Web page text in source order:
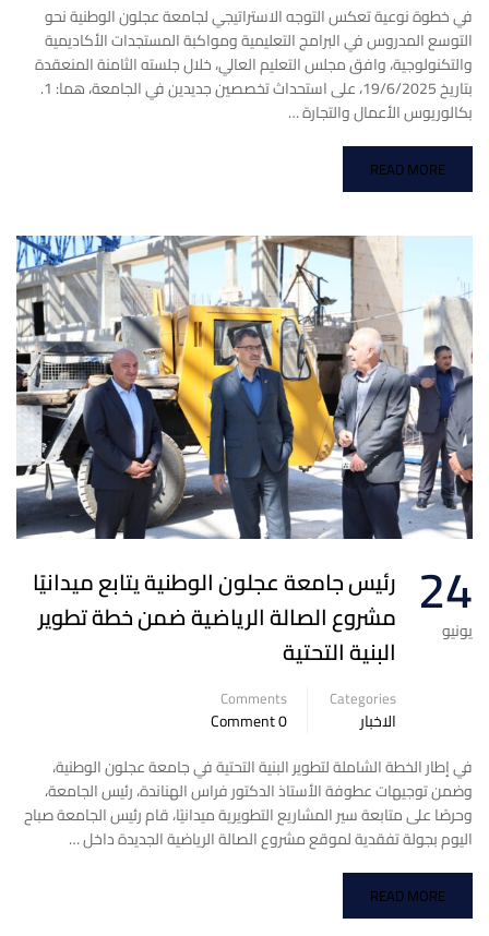
في خطوة نوعية تعكس التوجه الاستراتيجي لجامعة عجلون الوطنية نحو
التوسع المدروس في البرامج التعليمية ومواكبة المستجدات الأكاديمية
والتكنولوجية، وافق مجلس التعليم العالي، خلال جلسته الثامنة المنعقدة
بتاريخ 19/6/2025، على استحداث تخصصين جديدين في الجامعة، هما: 1.
بكالوريوس الأعمال والتجارة …
READ MORE
24
يونيو
رئيس جامعة عجلون الوطنية يتابع ميدانيًا
مشروع الصالة الرياضية ضمن خطة تطوير
البنية التحتية
Categories
الاخبار
Comments
0 Comment
في إطار الخطة الشاملة لتطوير البنية التحتية في جامعة عجلون الوطنية،
وضمن توجيهات عطوفة الأستاذ الدكتور فراس الهناندة، رئيس الجامعة،
وحرصًا على متابعة سير المشاريع التطويرية ميدانيًا، قام رئيس الجامعة صباح
اليوم بجولة تفقدية لموقع مشروع الصالة الرياضية الجديدة داخل …
READ MORE